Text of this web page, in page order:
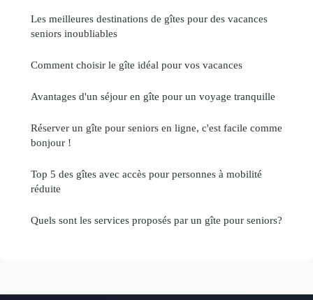
Les meilleures destinations de gîtes pour des vacances
seniors inoubliables
Comment choisir le gîte idéal pour vos vacances
Avantages d'un séjour en gîte pour un voyage tranquille
Réserver un gîte pour seniors en ligne, c'est facile comme
bonjour !
Top 5 des gîtes avec accès pour personnes à mobilité
réduite
Quels sont les services proposés par un gîte pour seniors?